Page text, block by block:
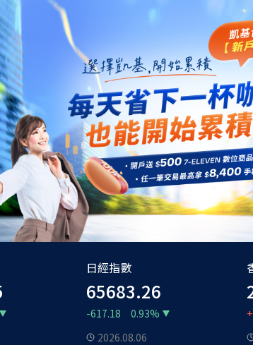
日經指數
65683.26
-617.18 0.93%
2026.08.06